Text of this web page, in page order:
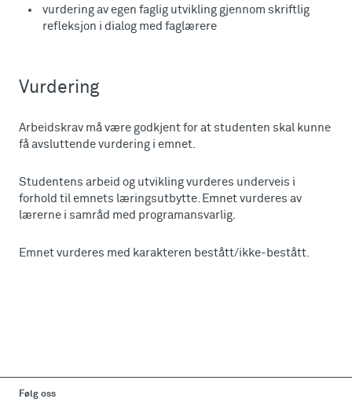
vurdering av egen faglig utvikling gjennom skriftlig
refleksjon i dialog med faglærere
Vurdering
Arbeidskrav må være godkjent for at studenten skal kunne
få avsluttende vurdering i emnet.
Studentens arbeid og utvikling vurderes underveis i
forhold til emnets læringsutbytte. Emnet vurderes av
lærerne i samråd med programansvarlig.
Emnet vurderes med karakteren bestått/ikke-bestått.
Følg oss